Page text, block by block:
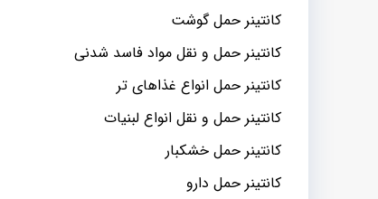
کانتینر حمل گوشت
کانتینر حمل و نقل مواد فاسد شدنی
کانتینر حمل انواع غذاهای تر
کانتینر حمل و نقل انواع لبنیات
کانتینر حمل خشکبار
کانتینر حمل دارو